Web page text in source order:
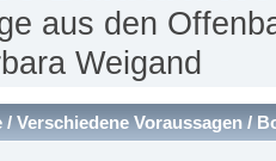
aus den
Weigand
Verschiedene Voraussagen /